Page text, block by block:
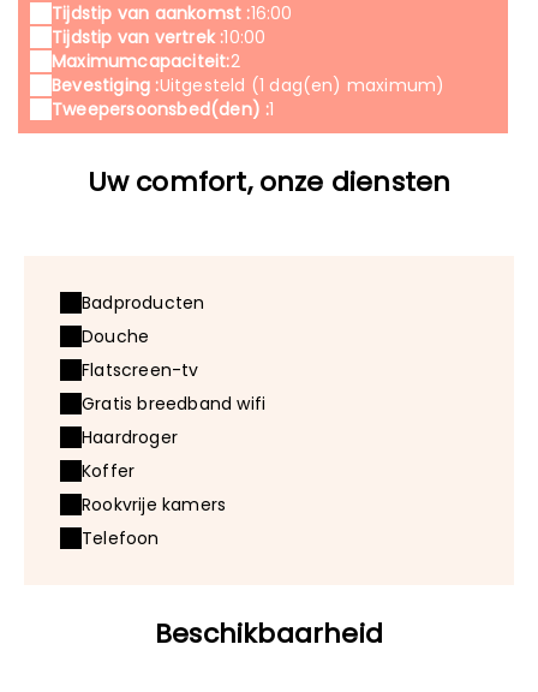
Tijdstip van aankomst :16:00
Tijdstip van vertrek :10:00
Maximumcapaciteit:2
Bevestiging :Uitgesteld (1 dag(en) maximum)
Tweepersoonsbed(den) :1
Uw comfort, onze diensten
Badproducten
Douche
Flatscreen-tv
Gratis breedband wifi
Haardroger
Koffer
Rookvrije kamers
Telefoon
Beschikbaarheid